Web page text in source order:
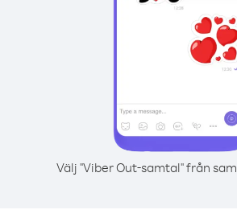
Välj "Viber Out-samtal" från